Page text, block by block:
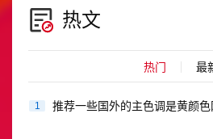
热文
热门 最
1 推荐一些国外的主色调是黄颜色